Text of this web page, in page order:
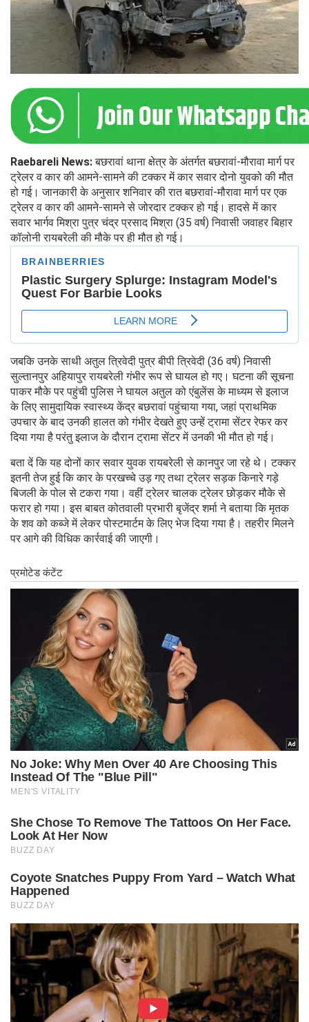
Raebareli News:बछरावां थाना क्षेत्र के अंतर्गत बछरावां-मौरावा मार्ग पर
ट्रेलर व कार की आमने-सामने की टक्कर में कार सवार दोनो युवको की मौत
हो गई। जानकारी के अनुसार शनिवार की रात बछरावां-मौरावा मार्ग पर एक
ट्रेलर व कार की आमने-सामने से जोरदार टक्कर हो गई। हादसे में कार
सवार भार्गव मिश्रा पुत्र चंद्र प्रसाद मिश्रा (35 वर्ष) निवासी जवाहर बिहार
कॉलोनी रायबरेली की मौके पर ही मौत हो गई।
जबकि उनके साथी अतुल त्रिवेदी पुत्र बीपी त्रिवेदी (36 वर्ष) निवासी
सुल्तानपुर अहियापुर रायबरेली गंभीर रूप से घायल हो गए। घटना की सूचना
पाकर मौके पर पहुंची पुलिस ने घायल अतुल को एंबुलेंस के माध्यम से इलाज
के लिए सामुदायिक स्वास्थ्य केंद्र बछरावां पहुंचाया गया, जहां प्राथमिक
उपचार के बाद उनकी हालत को गंभीर देखते हुए उन्हें ट्रामा सेंटर रेफर कर
दिया गया है परंतु इलाज के दौरान ट्रामा सेंटर में उनकी भी मौत हो गई।
बता दें कि यह दोनों कार सवार युवक रायबरेली से कानपुर जा रहे थे। टक्कर
इतनी तेज हुई कि कार के परखच्चे उड़ गए तथा ट्रेलर सड़क किनारे गड़े
बिजली के पोल से टकरा गया। वहीं ट्रेलर चालक ट्रेलर छोड़कर मौके से
फरार हो गया। इस बाबत कोतवाली प्रभारी बृजेंद्र शर्मा ने बताया कि मृतक
के शव को कब्जे में लेकर पोस्टमार्टम के लिए भेज दिया गया है। तहरीर मिलने
पर आगे की विधिक कार्रवाई की जाएगी।